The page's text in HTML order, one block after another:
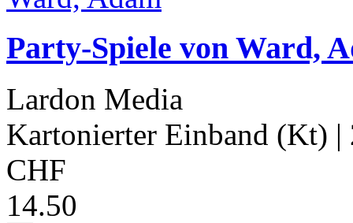
Party-Spiele von Ward,
Lardon Media
Kartonierter Einband (Kt) |
CHF
14.50